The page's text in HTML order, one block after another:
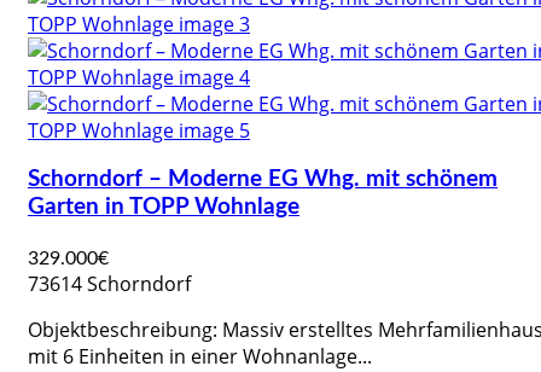
Schorndorf – Moderne EG Whg. mit schönem
Garten in TOPP Wohnlage
329.000€
73614 Schorndorf
Objektbeschreibung: Massiv erstelltes
mit 6 Einheiten in einer Wohnanlage...